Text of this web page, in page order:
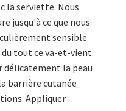
la serviette. Nous
jusqu'à ce que nous
sensible
tout ce va-et-vient.
la peau
barrière cutanée
Appliquer